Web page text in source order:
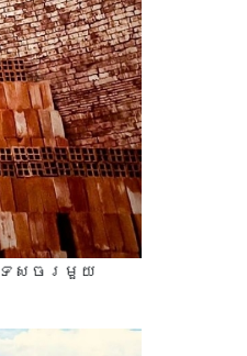
េសចរមួយ